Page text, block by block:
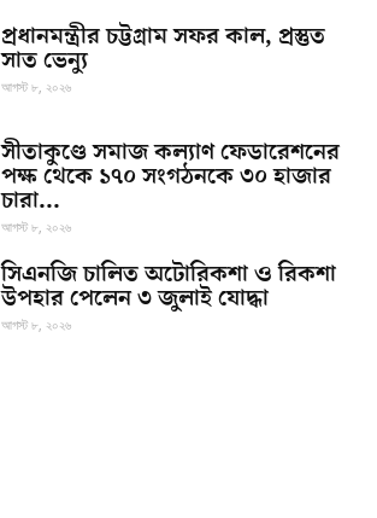
প্রধানমন্ত্রীর চট্টগ্রাম সফর কাল, প্রস্তুত
সাত ভেন্যু
আগস্ট ৮, ২০২৬
সীতাকুণ্ডে সমাজ কল্যাণ ফেডারেশনের
পক্ষ থেকে ১৭০ সংগঠনকে ৩০ হাজার
চারা...
আগস্ট ৮, ২০২৬
সিএনজি চালিত অটোরিকশা ও রিকশা
উপহার পেলেন ৩ জুলাই যোদ্ধা
আগস্ট ৮, ২০২৬